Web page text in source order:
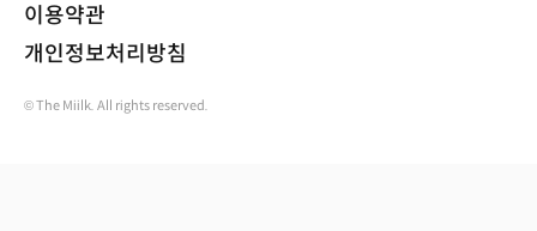
이용약관
개인정보처리방침
© The Miilk. All rights reserved.